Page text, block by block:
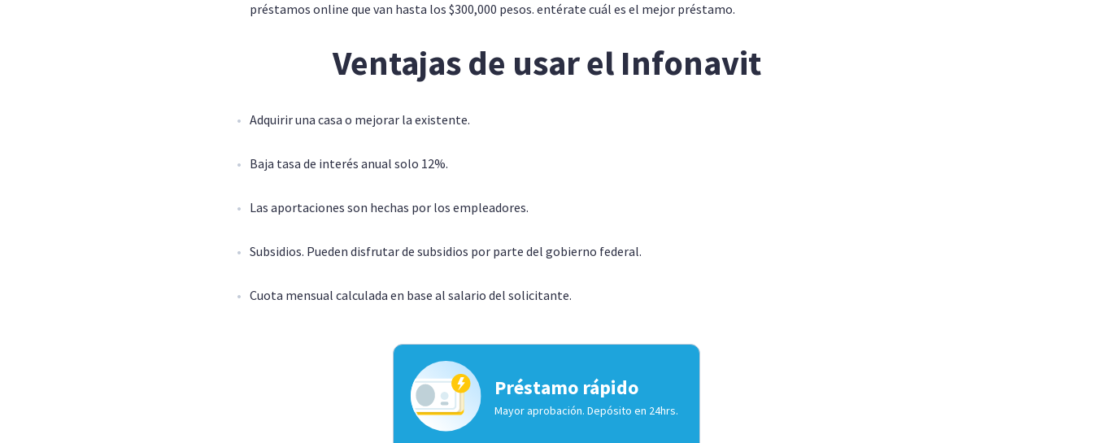
préstamos online que van hasta los $300,000 pesos. entérate cuál es el mejor préstamo.
Ventajas de usar el Infonavit
Adquirir una casa o mejorar la existente.
Baja tasa de interés anual solo 12%.
Las aportaciones son hechas por los empleadores.
Subsidios. Pueden disfrutar de subsidios por parte del gobierno federal.
Cuota mensual calculada en base al salario del solicitante.
Préstamo rápido
Mayor aprobación. Depósito en 24hrs.